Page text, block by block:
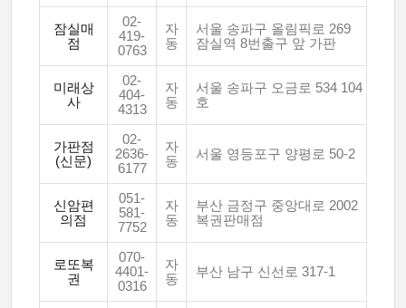
잠실매
점
02-
419-
0763
자
동
서울 송파구 올림픽로 269
잠실역 8번출구 앞 가판
미래상
사
02-
404-
4313
자
동
서울 송파구 오금로 534 104
호
가판점
(신문)
02-
2636-
6177
자
동
서울 영등포구 양평로 50-2
신암편
의점
051-
581-
7752
자
동
부산 금정구 중앙대로 2002
복권판매점
로또복
권
070-
4401-
0316
자
동
부산 남구 신선로 317-1